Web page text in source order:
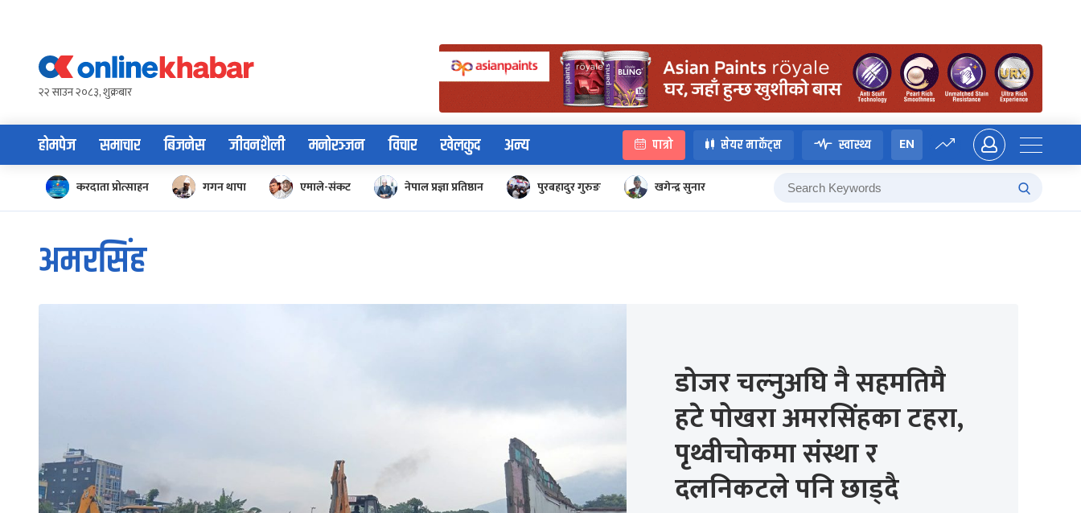
content२२ साउन २०८३, शुक्रबार
होमपेज समाचार बिजनेस जीवनशैली मनोरञ्जन विचार खेलकुद अन्य पात्रो सेयर मार्केट्स स्वास्थ्य EN
करदाता प्रोत्साहन गगन थापा एमाले-संकट नेपाल प्रज्ञा प्रतिष्ठान पुरबहादुर गुरुङ खगेन्द्र सुनार
अमरसिंह
डोजर चल्नुअघि नै सहमतिमै
हटे पोखरा अमरसिंहका टहरा,
पृथ्वीचोकमा संस्था र
दलनिकटले पनि छाड्दै